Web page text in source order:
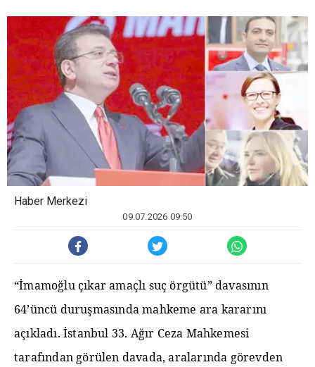
Haber Merkezi
09.07.2026 09:50
“İmamoğlu çıkar amaçlı suç örgütü” davasının
64’üncü duruşmasında mahkeme ara kararını
açıkladı. İstanbul 33. Ağır Ceza Mahkemesi
tarafından görülen davada, aralarında görevden